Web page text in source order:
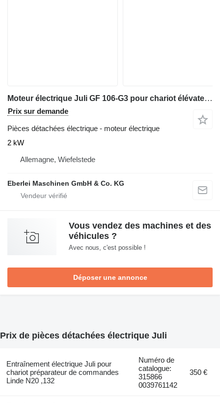
Moteur électrique Juli GF 106-G3 pour chariot élévateur Jungheinrich
Prix sur demande
Pièces détachées électrique - moteur électrique
2 kW
Allemagne, Wiefelstede
Eberlei Maschinen GmbH & Co. KG
Vous vendez des machines et des
véhicules ?
Avec nous, c'est possible !
Déposer une annonce
Prix de pièces détachées électrique Juli
Entraînement électrique Juli pour
chariot préparateur de commandes
Linde N20 ,132
Numéro de
catalogue:
315866
0039761142
350 €